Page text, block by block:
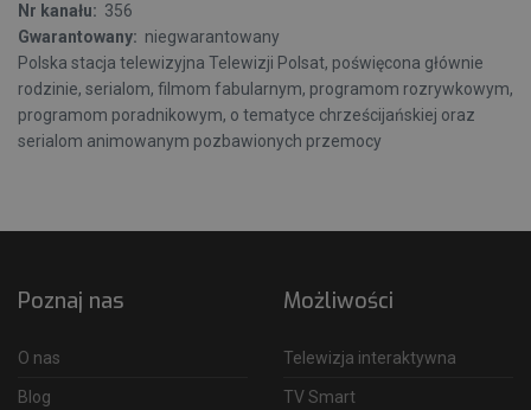
Nr kanału: 356
Gwarantowany: niegwarantowany
Polska stacja telewizyjna Telewizji Polsat, poświęcona głównie
rodzinie, serialom, filmom fabularnym, programom rozrywkowym,
programom poradnikowym, o tematyce chrześcijańskiej oraz
serialom animowanym pozbawionych przemocy
Poznaj nas
O nas
Blog
Możliwości
Telewizja interaktywna
TV Smart